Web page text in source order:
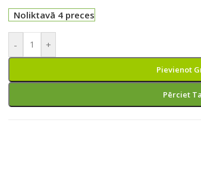
Noliktavā 4 preces
- +
Pievienot
Pērciet